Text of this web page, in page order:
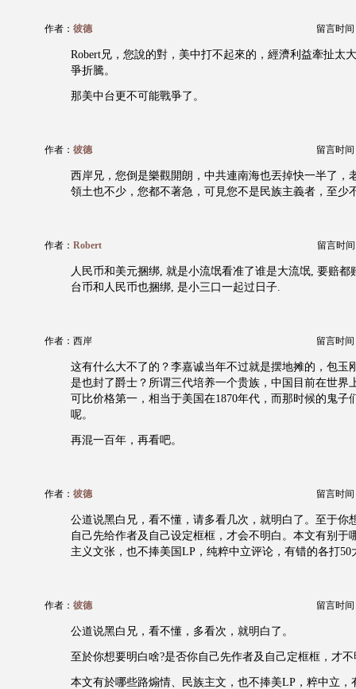
作者： 彼德 留言时间
Robert兄，您說的對，美中打不起來的，經濟利益牽扯太
爭折騰。
那美中台更不可能戰爭了。
作者： 彼德 留言时间
西岸兄，您倒是樂觀開朗，中共連南海也丟掉快一半了，
領土也不少，您都不著急，可見您不是民族主義者，至少
作者： Robert 留言时间
人民币和美元捆绑, 就是小流氓看准了谁是大流氓, 要赔都
台币和人民币也捆绑, 是小三口一起过日子.
作者：西岸 留言时间
这有什么大不了的？李嘉诚当年不过就是摆地摊的，包玉
是也封了爵士？所谓三代培养一个贵族，中国目前在世界
可比价格第一，相当于美国在1870年代，而那时候的鬼子
呢。
再混一百年，再看吧。
作者： 彼德 留言时间
公道说黑白兄，看不懂，请多看几次，就明白了。至于你
自己先给作者及自己设定框框，才会不明白。本文有别于
主义文张，也不捧美国LP，纯粹中立评论，有错的各打50
作者： 彼德 留言时间
公道说黑白兄，看不懂，多看次，就明白了。
至於你想要明白啥?是否你自己先作者及自己定框框，才
本文有於哪些路煽情、民族主文，也不捧美LP，粹中立，